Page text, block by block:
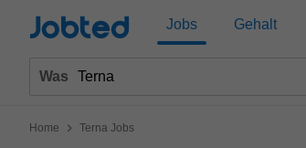
Jobted Jobs Gehalt
Was
Home > Terna Jobs